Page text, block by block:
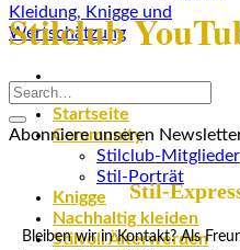
Startseite
Community
Stilclub-Mitglieder
Stil-Porträt
Knigge
Nachhaltig kleiden
Stilvoll Älterwerden
Stilclub
Abonniere unseren
Stil-
Bleiben wir in Kontakt? Als